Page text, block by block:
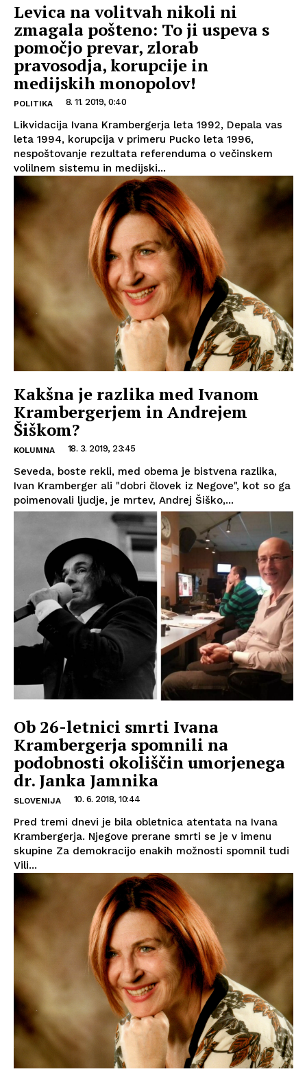
Levica na volitvah nikoli ni
zmagala pošteno: To ji uspeva s
pomočjo prevar, zlorab
pravosodja, korupcije in
medijskih monopolov!
POLITIKA 8. 11. 2019, 0:40
Likvidacija Ivana Krambergerja leta 1992, Depala vas
leta 1994, korupcija v primeru Pucko leta 1996,
nespoštovanje rezultata referenduma o večinskem
volilnem sistemu in medijski...
Kakšna je razlika med Ivanom
Krambergerjem in Andrejem
Šiškom?
KOLUMNA 18. 3. 2019, 23:45
Seveda, boste rekli, med obema je bistvena razlika,
Ivan Kramberger ali "dobri človek iz Negove", kot so ga
poimenovali ljudje, je mrtev, Andrej Šiško,...
Ob 26-letnici smrti Ivana
Krambergerja spomnili na
podobnosti okoliščin umorjenega
dr. Janka Jamnika
SLOVENIJA 10. 6. 2018, 10:44
Pred tremi dnevi je bila obletnica atentata na Ivana
Krambergerja. Njegove prerane smrti se je v imenu
skupine Za demokracijo enakih možnosti spomnil tudi
Vili...